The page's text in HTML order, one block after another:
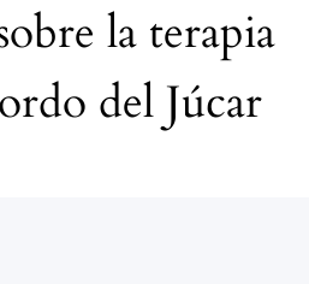
la terapia
del Júcar